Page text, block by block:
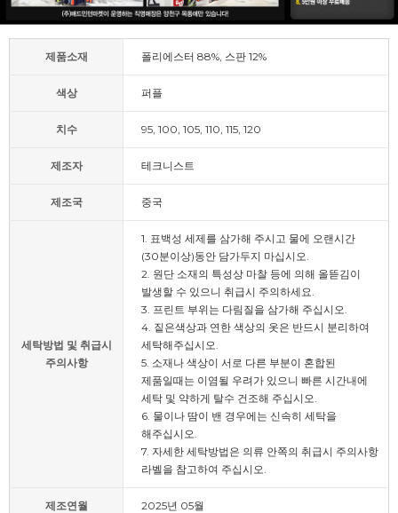
제품소재 폴리에스터 88%, 스판 12%
색상 퍼플
치수 95, 100, 105, 110, 115, 120
제조자 테크니스트
제조국 중국
세탁방법 및 취급시
주의사항
1. 표백성 세제를 삼가해 주시고 물에 오랜시간
(30분이상)동안 담가두지 마십시오.
2. 원단 소재의 특성상 마찰 등에 의해 올뜯김이
발생할 수 있으니 취급시 주의하세요.
3. 프린트 부위는 다림질을 삼가해 주십시오.
4. 짙은색상과 연한 색상의 옷은 반드시 분리하여
세탁해주십시오.
5. 소재나 색상이 서로 다른 부분이 혼합된
제품일때는 이염될 우려가 있으니 빠른 시간내에
세탁 및 약하게 탈수 건조해 주십시오.
6. 물이나 땀이 밴 경우에는 신속히 세탁을
해주십시오.
7. 자세한 세탁방법은 의류 안쪽의 취급시 주의사항
라벨을 참고하여 주십시오.
제조연월 2025년 05월